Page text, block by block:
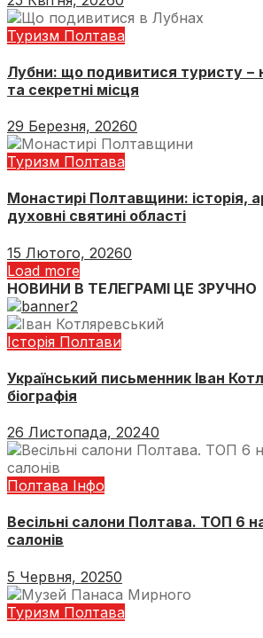
Туризм Полтава
Лубни: що подивитися туристу −
та секретні місця
29 Березня, 20260
Туризм Полтава
Монастирі Полтавщини: історія,
духовні святині області
15 Лютого, 20260
Load more
НОВИНИ В ТЕЛЕГРАМІ ЦЕ ЗРУЧНО
Історія Полтави
Український письменник Іван
біографія
26 Листопада, 20240
Полтава Інфо
Весільні салони Полтава. ТОП 6
салонів
5 Червня, 20250
Туризм Полтава